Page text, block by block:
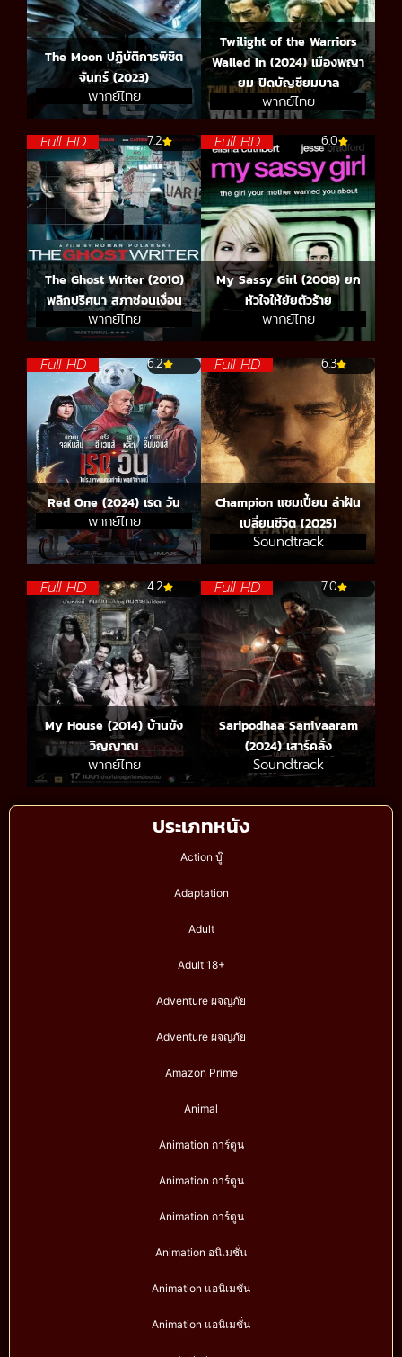
ประเภทหนัง
Action บู๊
Adaptation
Adult
Adult 18+
Adventure ผจญภัย
Adventure ผจญภัย
Amazon Prime
Animal
Animation การ์ตูน
Animation การ์ตูน
Animation การ์ตูน
Animation อนิเมชั่น
Animation แอนิเมชัน
Animation แอนิเมชั่น
The Moon ปฏิบัติการพิชิต
จันทร์ (2023)
พากย์ไทย
Twilight of the Warriors
Walled In (2024) เมืองพญา
ยม ปิดบัญชียมบาล
พากย์ไทย
Full HD 7.2
The Ghost Writer (2010)
พลิกปริศนา สภาซ่อนเงื่อน
พากย์ไทย
Full HD 6.0
My Sassy Girl (2008) ยก
หัวใจให้ยัยตัวร้าย
พากย์ไทย
Full HD 6.2
Red One (2024) เรด วัน
พากย์ไทย
Full HD 6.3
Champion แชมเปี้ยน ล่าฝัน
เปลี่ยนชีวิต (2025)
Soundtrack
Full HD 4.2
My House (2014) บ้านขัง
วิญญาณ
พากย์ไทย
Full HD 7.0
Saripodhaa Sanivaaram
(2024) เสาร์คลั่ง
Soundtrack